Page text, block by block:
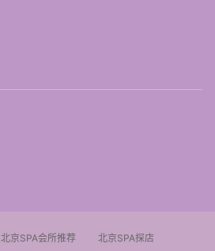
北京SPA会所推荐
北京SPA探店